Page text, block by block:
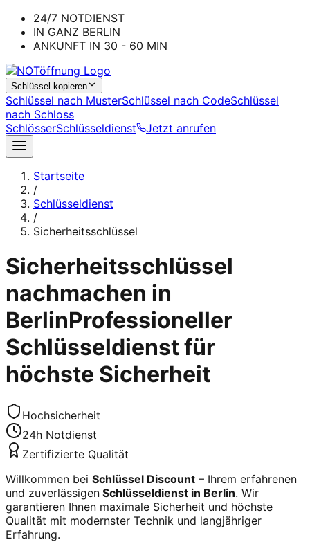
24/7 NOTDIENST
IN GANZ BERLIN
ANKUNFT IN 30 - 60 MIN
Schlüssel kopieren
Schlüssel nach MusterSchlüssel nach CodeSchlüssel
nach Schloss
SchlösserSchlüsseldienst Jetzt anrufen
Startseite
/
Schlüsseldienst
/
Sicherheitsschlüssel
Sicherheitsschlüssel
nachmachen in
BerlinProfessioneller
Schlüsseldienst für
höchste Sicherheit
Hochsicherheit
24h Notdienst
Zertifizierte Qualität
Willkommen bei Schlüssel Discount – Ihrem erfahrenen
und zuverlässigen Schlüsseldienst in Berlin. Wir
garantieren Ihnen maximale Sicherheit und höchste
Qualität mit modernster Technik und langjähriger
Erfahrung.